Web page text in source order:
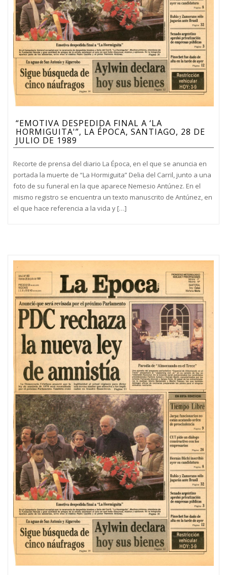
“EMOTIVA DESPEDIDA FINAL A ‘LA
HORMIGUITA'”, LA ÉPOCA, SANTIAGO, 28 DE
JULIO DE 1989
Recorte de prensa del diario La Época, en el que se anuncia en
portada la muerte de “La Hormiguita” Delia del Carril, junto a una
foto de su funeral en la que aparece Nemesio Antúnez. En el
mismo registro se encuentra un texto manuscrito de Antúnez, en
el que hace referencia a la vida y […]